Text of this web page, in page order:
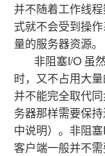
并不随着工作线
式就不会受到操
量的服务器资源。
非阻塞I/O 虽
时，又不占用大
并不能完全取代同
务器那样需要保
中说明）。非阻塞
客户端一般并不需